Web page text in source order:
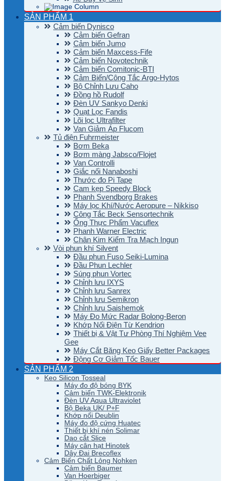
SẢN PHẨM 1
Cảm biến Dynisco
Cảm biến Gefran
Cảm biến Jumo
Cảm biến Maxcess-Fife
Cảm biến Novotechnik
Cảm biến Comitonic-BTI
Cảm Biến/Công Tắc Argo-Hytos
Bộ Chỉnh Lưu Caho
Đồng hồ Rudolf
Đèn UV Sankyo Denki
Quạt Lọc Fandis
Lõi lọc Ultrafilter
Van Giảm Áp Flucom
Tủ điện Fuhrmeister
Bơm Beka
Bơm màng Jabsco/Flojet
Van Controlli
Giắc nối Nanaboshi
Thước đo Pi Tape
Cam kẹp Speedy Block
Phanh Svendborg Brakes
Máy lọc Khí/Nước Aeropure – Nikkiso
Công Tắc Beck Sensortechnik
Ống Thực Phẩm Vacuflex
Phanh Warner Electric
Chân Kim Kiểm Tra Mạch Ingun
Vòi phun khí Silvent
Đầu phun Fuso Seiki-Lumina
Đầu Phun Lechler
Súng phun Vortec
Chỉnh lưu IXYS
Chỉnh lưu Sanrex
Chỉnh lưu Semikron
Chỉnh lưu Saishemok
Máy Đo Mức Radar Bolong-Beron
Khớp Nối Điện Từ Kendrion
Thiết bị & Vật Tư Phòng Thí Nghiệm Vee
Gee
Máy Cắt Băng Keo Giấy Better Packages
Động Cơ Giảm Tốc Bauer
SẢN PHẨM 2
Keo Silicon Tosseal
Máy đo độ bóng BYK
Cảm biến TWK-Elektronik
Đèn UV Aqua Ultraviolet
Bộ Beka UK/ P+F
Khớp nối Deublin
Máy đo độ cứng Huatec
Thiết bị khí nén Solimar
Dao cắt Slice
Máy cân hạt Hinotek
Dây Đai Brecoflex
Cảm Biến Chất Lỏng Nohken
Cảm biến Baumer
Van Hoerbiger